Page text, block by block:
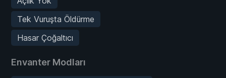
Tek Vuruşta Öldürme
Hasar Çoğaltıcı
Envanter Modları